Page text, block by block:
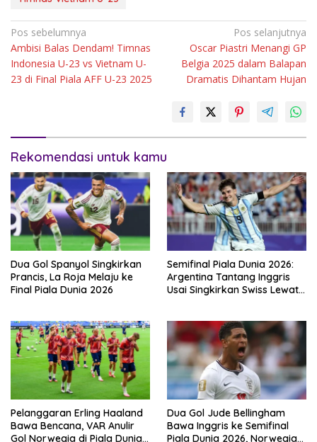
Navigasi
pos
Pos sebelumnya
Ambisi Balas Dendam! Timnas
Indonesia U-23 vs Vietnam U-
23 di Final Piala AFF U-23 2025
Pos selanjutnya
Oscar Piastri Menangi GP
Belgia 2025 dalam Balapan
Dramatis Dihantam Hujan
Rekomendasi untuk kamu
Dua Gol Spanyol Singkirkan
Prancis, La Roja Melaju ke
Final Piala Dunia 2026
Semifinal Piala Dunia 2026:
Argentina Tantang Inggris
Usai Singkirkan Swiss Lewat
Pelanggaran Erling Haaland
Bawa Bencana, VAR Anulir
Gol Norwegia di Piala Dunia
Dua Gol Jude Bellingham
Bawa Inggris ke Semifinal
Piala Dunia 2026, Norwegia